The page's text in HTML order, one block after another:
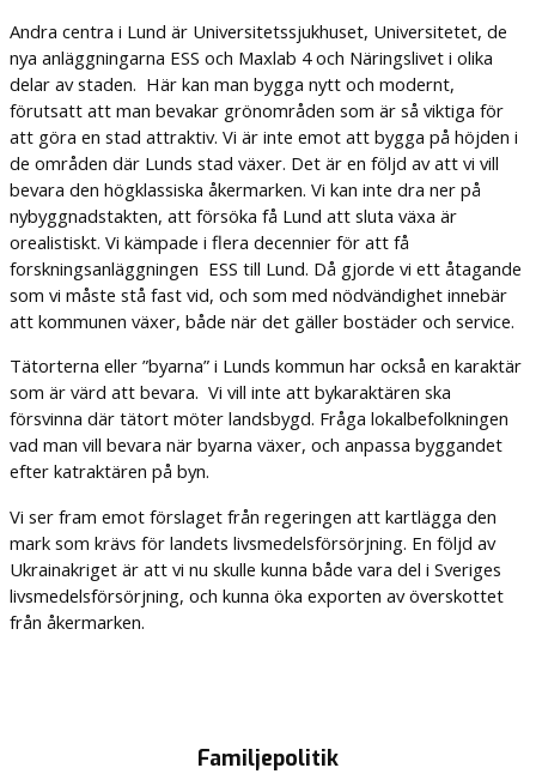
Andra centra i Lund är Universitetssjukhuset, Universitetet, de
nya anläggningarna ESS och Maxlab 4 och Näringslivet i olika
delar av staden. Här kan man bygga nytt och modernt,
förutsatt att man bevakar grönområden som är så viktiga för
att göra en stad attraktiv. Vi är inte emot att bygga på höjden i
de områden där Lunds stad växer. Det är en följd av att vi vill
bevara den högklassiska åkermarken. Vi kan inte dra ner på
nybyggnadstakten, att försöka få Lund att sluta växa är
orealistiskt. Vi kämpade i flera decennier för att få
forskningsanläggningen ESS till Lund. Då gjorde vi ett åtagande
som vi måste stå fast vid, och som med nödvändighet innebär
att kommunen växer, både när det gäller bostäder och service.
Tätorterna eller ”byarna” i Lunds kommun har också en karaktär
som är värd att bevara. Vi vill inte att bykaraktären ska
försvinna där tätort möter landsbygd. Fråga lokalbefolkningen
vad man vill bevara när byarna växer, och anpassa byggandet
efter katraktären på byn.
Vi ser fram emot förslaget från regeringen att kartlägga den
mark som krävs för landets livsmedelsförsörjning. En följd av
Ukrainakriget är att vi nu skulle kunna både vara del i Sveriges
livsmedelsförsörjning, och kunna öka exporten av överskottet
från åkermarken.
Familjepolitik